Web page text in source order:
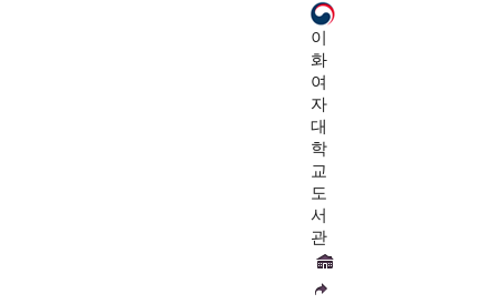
이
화
여
자
대
학
교
도
서
관